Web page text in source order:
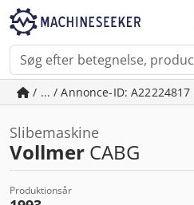
/ ... / Annonce-ID: A22224817
Slibemaskine
Vollmer CABG
Produktionsår